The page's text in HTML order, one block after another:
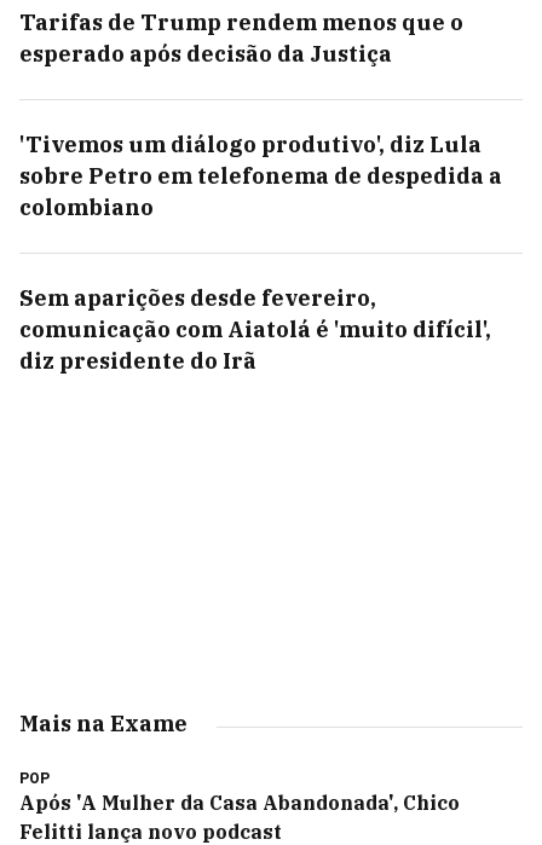
Tarifas de Trump rendem menos que o
esperado após decisão da Justiça
'Tivemos um diálogo produtivo', diz Lula
sobre Petro em telefonema de despedida a
colombiano
Sem aparições desde fevereiro,
comunicação com Aiatolá é 'muito difícil',
diz presidente do Irã
Mais na Exame
POP
Após 'A Mulher da Casa Abandonada', Chico
Felitti lança novo podcast